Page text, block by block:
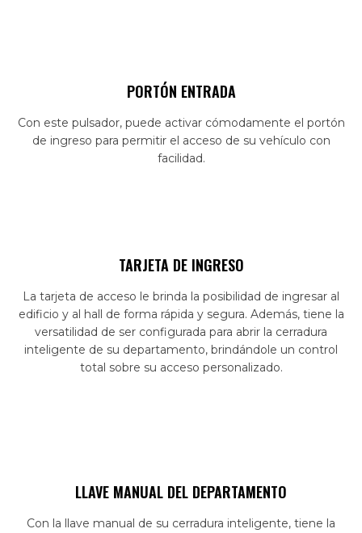
PORTÓN ENTRADA
Con este pulsador, puede activar cómodamente el portón
de ingreso para permitir el acceso de su vehículo con
facilidad.
TARJETA DE INGRESO
La tarjeta de acceso le brinda la posibilidad de ingresar al
edificio y al hall de forma rápida y segura. Además, tiene la
versatilidad de ser configurada para abrir la cerradura
inteligente de su departamento, brindándole un control
total sobre su acceso personalizado.
LLAVE MANUAL DEL DEPARTAMENTO
Con la llave manual de su cerradura inteligente, tiene la